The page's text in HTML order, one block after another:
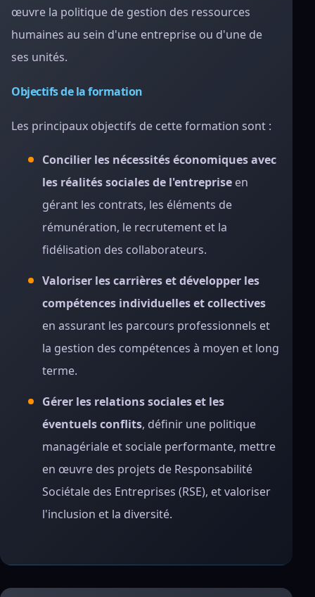
œuvre la politique de gestion des ressources
humaines au sein d'une entreprise ou d'une de
ses unités.
Objectifs de la formation
Les principaux objectifs de cette formation sont :
Concilier les nécessités économiques avec
les réalités sociales de l'entreprise en
gérant les contrats, les éléments de
rémunération, le recrutement et la
fidélisation des collaborateurs.
Valoriser les carrières et développer les
compétences individuelles et collectives
en assurant les parcours professionnels et
la gestion des compétences à moyen et long
terme.
Gérer les relations sociales et les
éventuels conflits, définir une politique
managériale et sociale performante, mettre
en œuvre des projets de Responsabilité
Sociétale des Entreprises (RSE), et valoriser
l'inclusion et la diversité.